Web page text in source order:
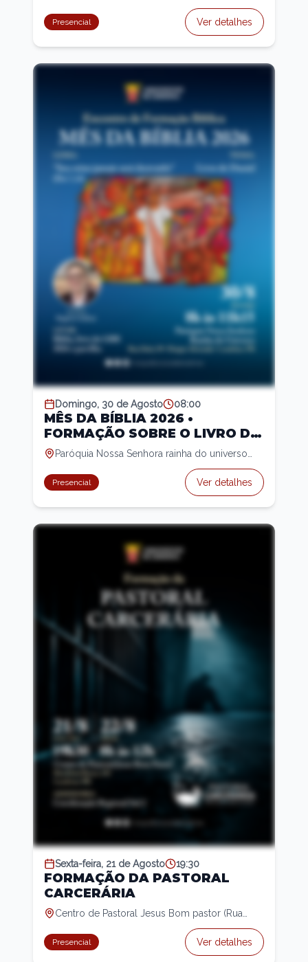
Presencial Ver detalhes
Domingo, 30 de Agosto 08:00
MÊS DA BÍBLIA 2026 •
FORMAÇÃO SOBRE O LIVRO DE
DANIEL
Paróquia Nossa Senhora rainha do universo
Presencial Ver detalhes
Sexta-feira, 21 de Agosto 19:30
FORMAÇÃO DA PASTORAL
CARCERÁRIA
Centro de Pastoral Jesus Bom pastor (Rua
Presencial Ver detalhes